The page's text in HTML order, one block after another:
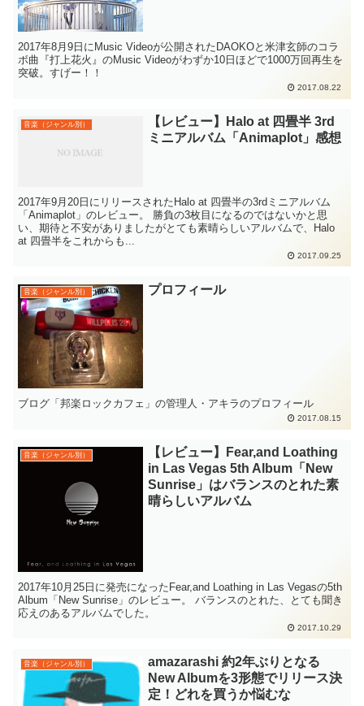
2017年8月9日にMusic Videoが公開されたDAOKOと米津玄師のコラ
ボ曲『打上花火』のMusic Videoがわずか10日ほどで1000万回再生を
突破。すげー！！
2017.08.22
音楽（ジャンル別）
【レビュー】Halo at 四畳半 3rd
ミニアルバム「Animaplot」感想
2017年9月20日にリリースされたHalo at 四畳半の3rdミニアルバム
「Animaplot」のレビュー。 勝負の3枚目になるのではないかと思
い、期待と不安がありましたがとても素晴らしいアルバムで、Halo
at 四畳半をこれからも...
2017.09.25
音楽（ジャンル別） プロフィール
ブログ「邦楽ロックカフェ」の管理人・アキラのプロフィール
2017.08.15
音楽（ジャンル別）
【レビュー】Fear,and Loathing
in Las Vegas 5th Album「New
Sunrise」はバランスのとれた素
晴らしいアルバム
2017年10月25日に発売になったFear,and Loathing in Las Vegasの5th
Album「New Sunrise」のレビュー。 バランスのとれた、とても聞き
応えのあるアルバムでした。
2017.10.29
音楽（ジャンル別）
amazarashi 約2年ぶりとなる
New Albumを3形態でリリース決
定！どれを買うか悩むな